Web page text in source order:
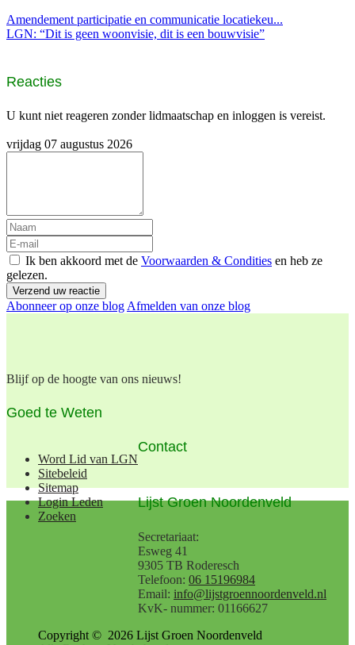
Amendement participatie en communicatie locatiekeu...
LGN: “Dit is geen woonvisie, dit is een bouwvisie”
Reacties
U kunt niet reageren zonder lidmaatschap en inloggen is vereist.
vrijdag 07 augustus 2026
Ik ben akkoord met de Voorwaarden & Condities en heb ze
gelezen.
Verzend uw reactie
Abonneer op onze blog Afmelden van onze blog
Blijf op de hoogte van ons nieuws!
Goed te Weten
Word Lid van LGN
Sitebeleid
Sitemap
Login Leden
Zoeken
Contact
Lijst Groen Noordenveld
Secretariaat:
Esweg 41
9305 TB Roderesch
Telefoon: 06 15196984
Email: info@lijstgroennoordenveld.nl
KvK- nummer: 01166627
Copyright © 2026 Lijst Groen Noordenveld